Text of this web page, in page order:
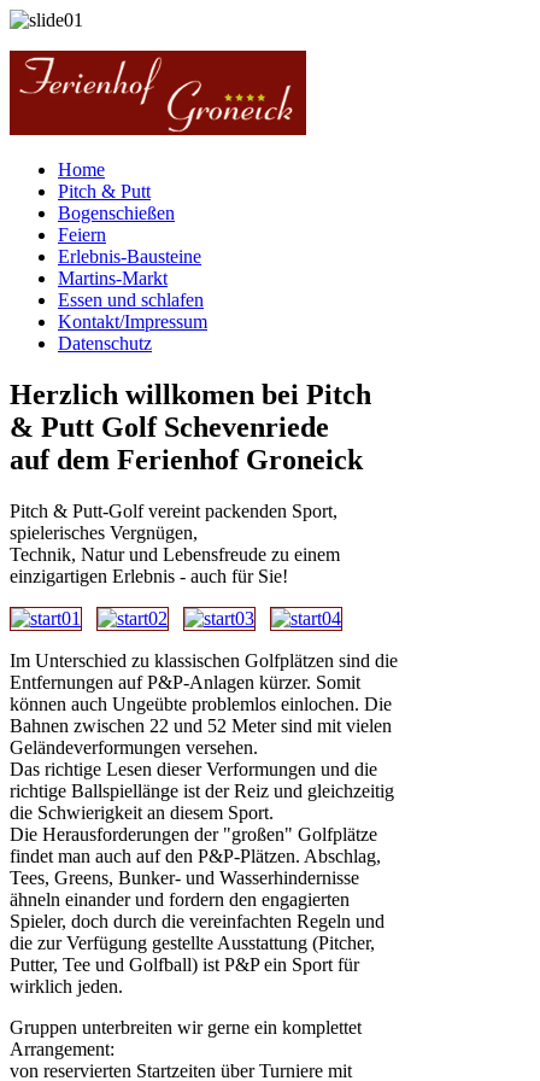
Home
Pitch & Putt
Bogenschießen
Feiern
Erlebnis-Bausteine
Martins-Markt
Essen und schlafen
Kontakt/Impressum
Datenschutz
Herzlich willkomen bei Pitch
& Putt Golf Schevenriede
auf dem Ferienhof Groneick
Pitch & Putt-Golf vereint packenden Sport,
spielerisches Vergnügen,
Technik, Natur und Lebensfreude zu einem
einzigartigen Erlebnis - auch für Sie!
Im Unterschied zu klassischen Golfplätzen sind die
Entfernungen auf P&P-Anlagen kürzer. Somit
können auch Ungeübte problemlos einlochen. Die
Bahnen zwischen 22 und 52 Meter sind mit vielen
Geländeverformungen versehen.
Das richtige Lesen dieser Verformungen und die
richtige Ballspiellänge ist der Reiz und gleichzeitig
die Schwierigkeit an diesem Sport.
Die Herausforderungen der "großen" Golfplätze
findet man auch auf den P&P-Plätzen. Abschlag,
Tees, Greens, Bunker- und Wasserhindernisse
ähneln einander und fordern den engagierten
Spieler, doch durch die vereinfachten Regeln und
die zur Verfügung gestellte Ausstattung (Pitcher,
Putter, Tee und Golfball) ist P&P ein Sport für
wirklich jeden.
Gruppen unterbreiten wir gerne ein komplettet
Arrangement:
von reservierten Startzeiten über Turniere mit